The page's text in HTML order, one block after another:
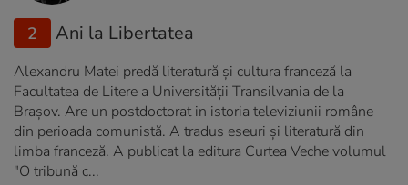
2 Ani la Libertatea
Alexandru Matei predă literatură și cultura franceză la
Facultatea de Litere a Universității Transilvania de la
Brașov. Are un postdoctorat in istoria televiziunii române
din perioada comunistă. A tradus eseuri și literatură din
limba franceză. A publicat la editura Curtea Veche volumul
"O tribună c...